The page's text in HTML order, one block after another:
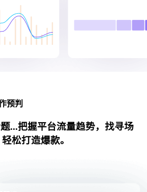
预判
...把握平台流量趋势，找寻场
松打造爆款。